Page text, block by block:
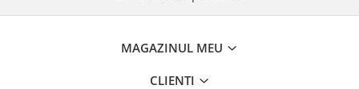
MAGAZINUL MEU
CLIENTI